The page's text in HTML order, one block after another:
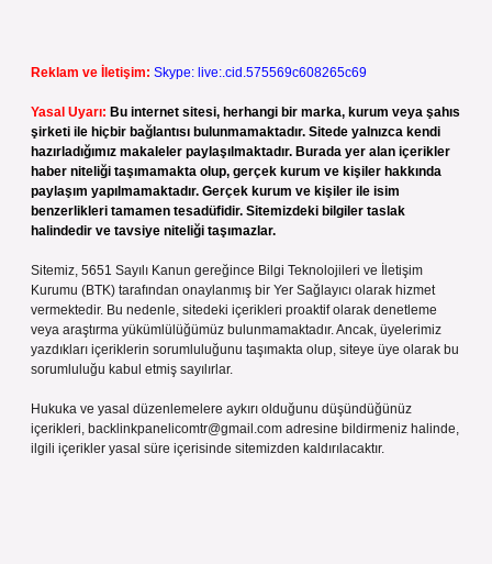
Reklam ve İletişim: Skype: live:.cid.575569c608265c69
Yasal Uyarı: Bu internet sitesi, herhangi bir marka, kurum veya şahıs
şirketi ile hiçbir bağlantısı bulunmamaktadır. Sitede yalnızca kendi
hazırladığımız makaleler paylaşılmaktadır. Burada yer alan içerikler
haber niteliği taşımamakta olup, gerçek kurum ve kişiler hakkında
paylaşım yapılmamaktadır. Gerçek kurum ve kişiler ile isim
benzerlikleri tamamen tesadüfidir. Sitemizdeki bilgiler taslak
halindedir ve tavsiye niteliği taşımazlar.
Sitemiz, 5651 Sayılı Kanun gereğince Bilgi Teknolojileri ve İletişim
Kurumu (BTK) tarafından onaylanmış bir Yer Sağlayıcı olarak hizmet
vermektedir. Bu nedenle, sitedeki içerikleri proaktif olarak denetleme
veya araştırma yükümlülüğümüz bulunmamaktadır. Ancak, üyelerimiz
yazdıkları içeriklerin sorumluluğunu taşımakta olup, siteye üye olarak bu
sorumluluğu kabul etmiş sayılırlar.
Hukuka ve yasal düzenlemelere aykırı olduğunu düşündüğünüz
içerikleri, backlinkpanelicomtr@gmail.com adresine bildirmeniz halinde,
ilgili içerikler yasal süre içerisinde sitemizden kaldırılacaktır.